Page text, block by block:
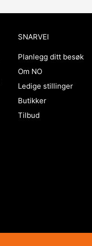
SNARVEI
Planlegg ditt besøk
Om NO
Ledige stillinger
Butikker
Tilbud